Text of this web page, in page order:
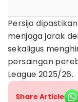
Persija
menjaga jarak
sekaligus
persaingan
League 2025/26.
Share Article